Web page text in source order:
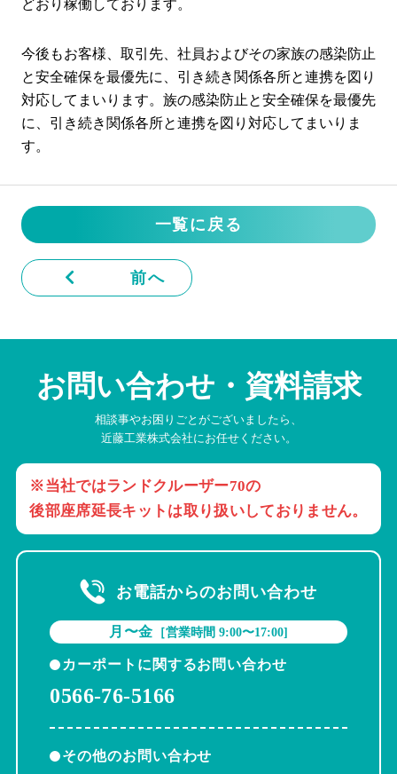
どおり稼働しております。
今後もお客様、取引先、社員およびその家族の感染防止
と安全確保を最優先に、引き続き関係各所と連携を図り
対応してまいります。族の感染防止と安全確保を最優先
に、引き続き関係各所と連携を図り対応してまいりま
す。
前へ
一覧に戻る
お問い合わせ・資料請求
相談事やお困りごとがございましたら、
近藤工業株式会社にお任せください。
※当社ではランドクルーザー70の
後部座席延長キットは取り扱いしておりません。
お電話からのお問い合わせ
月〜金 ［営業時間 9:00〜17:00]
カーポートに関するお問い合わせ
0566-76-5166
その他のお問い合わせ